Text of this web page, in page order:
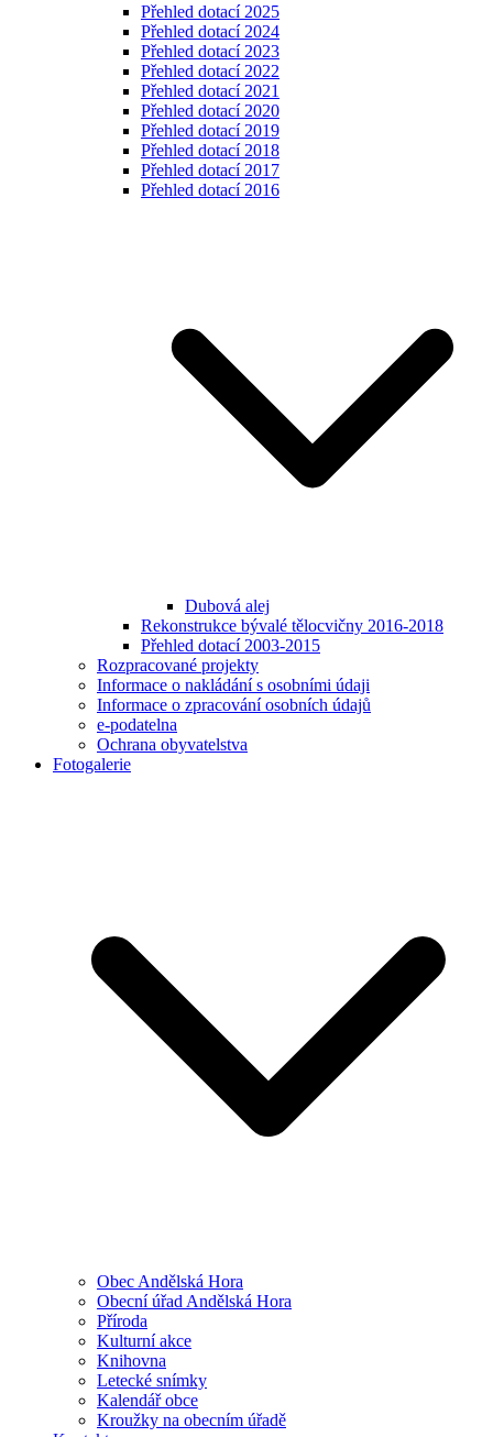
Přehled dotací 2025
Přehled dotací 2024
Přehled dotací 2023
Přehled dotací 2022
Přehled dotací 2021
Přehled dotací 2020
Přehled dotací 2019
Přehled dotací 2018
Přehled dotací 2017
Přehled dotací 2016
Dubová alej
Rekonstrukce bývalé tělocvičny 2016-2018
Přehled dotací 2003-2015
Rozpracované projekty
Informace o nakládání s osobními údaji
Informace o zpracování osobních údajů
e-podatelna
Ochrana obyvatelstva
Fotogalerie
Obec Andělská Hora
Obecní úřad Andělská Hora
Příroda
Kulturní akce
Knihovna
Letecké snímky
Kalendář obce
Kroužky na obecním úřadě